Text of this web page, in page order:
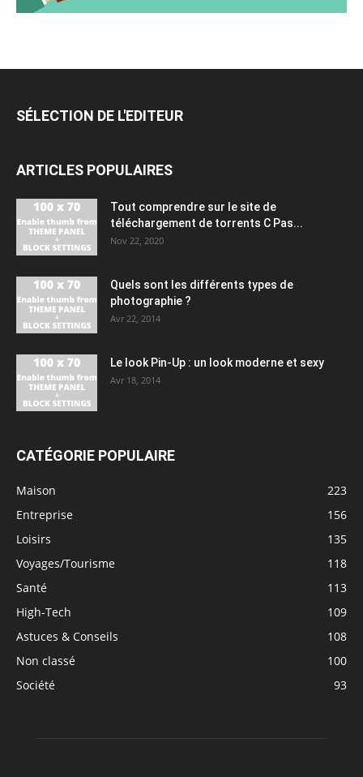
SÉLECTION DE L'EDITEUR
ARTICLES POPULAIRES
Tout comprendre sur le site de
téléchargement de torrents C Pas...
Nov 22, 2020
Quels sont les différents types de
photographie ?
Avr 22, 2014
Le look Pin-Up : un look moderne et sexy
Avr 18, 2014
CATÉGORIE POPULAIRE
Maison
223
Entreprise
156
Loisirs
135
Voyages/Tourisme
118
Santé
113
High-Tech
109
Astuces & Conseils
108
Non classé
100
Société
93